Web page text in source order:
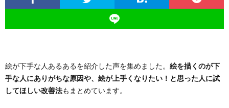
絵が下手な人あるあるを紹介した声を集めました。 絵を描くのが下
手な人にありがちな原因や、絵が上手くなりたい！と思った人に試
してほしい改善法もまとめています。